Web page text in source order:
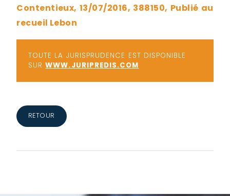
Contentieux, 13/07/2016, 388150, Publié au
recueil Lebon
TOUTE LA JURISPRUDENCE EST DISPONIBLE
SURWWW.JURIPREDIS.COM
RETOUR